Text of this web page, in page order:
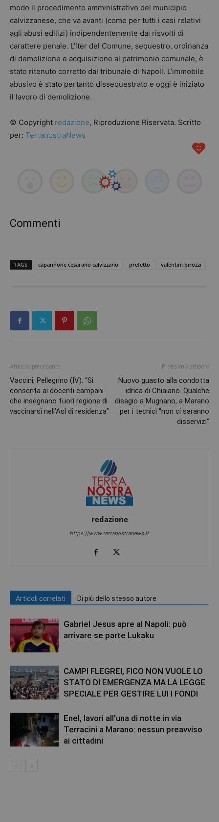
modo il procedimento amministrativo del municipio
calvizzanese, che va avanti (come per tutti i casi relativi
agli abusi edilizi) indipendentemente dai risvolti di
carattere penale. L’iter del Comune, sequestro, ordinanza
di demolizione e acquisizione al patrimonio comunale, è
stato ritenuto corretto dal tribunale di Napoli. L’immobile
abusivo è stato pertanto dissequestrato e oggi è iniziato
il lavoro di demolizione.
© Copyright redazione, Riproduzione Riservata. Scritto
per: TerranostraNews
Commenti
TAGS capannone cesarano calvizzano prefetto valentini pirozzi
Articolo precedente
Vaccini, Pellegrino (IV): “Si
consenta ai docenti campani
che insegnano fuori regione di
vaccinarsi nell’Asl di residenza”
Prossimo articolo
Nuovo guasto alla condotta
idrica di Chiaiano. Qualche
disagio a Mugnano, a Marano
per i tecnici “non ci saranno
disservizi”
redazione
https://www.terranostranews.it
Articoli correlati Di più dello stesso autore
Gabriel Jesus apre al Napoli: può
arrivare se parte Lukaku
CAMPI FLEGREI, FICO NON VUOLE LO
STATO DI EMERGENZA MA LA LEGGE
SPECIALE PER GESTIRE LUI I FONDI
Enel, lavori all’una di notte in via
Terracini a Marano: nessun preavviso
ai cittadini